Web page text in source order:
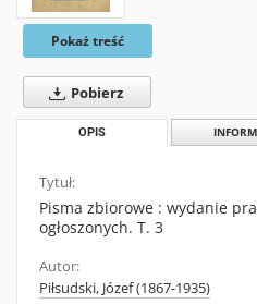
Pokaż treść
Pobierz
OPIS
Tytuł:
Pisma zbiorowe : wydanie
ogłoszonych. T. 3
Autor:
Piłsudski, Józef (1867-1935)